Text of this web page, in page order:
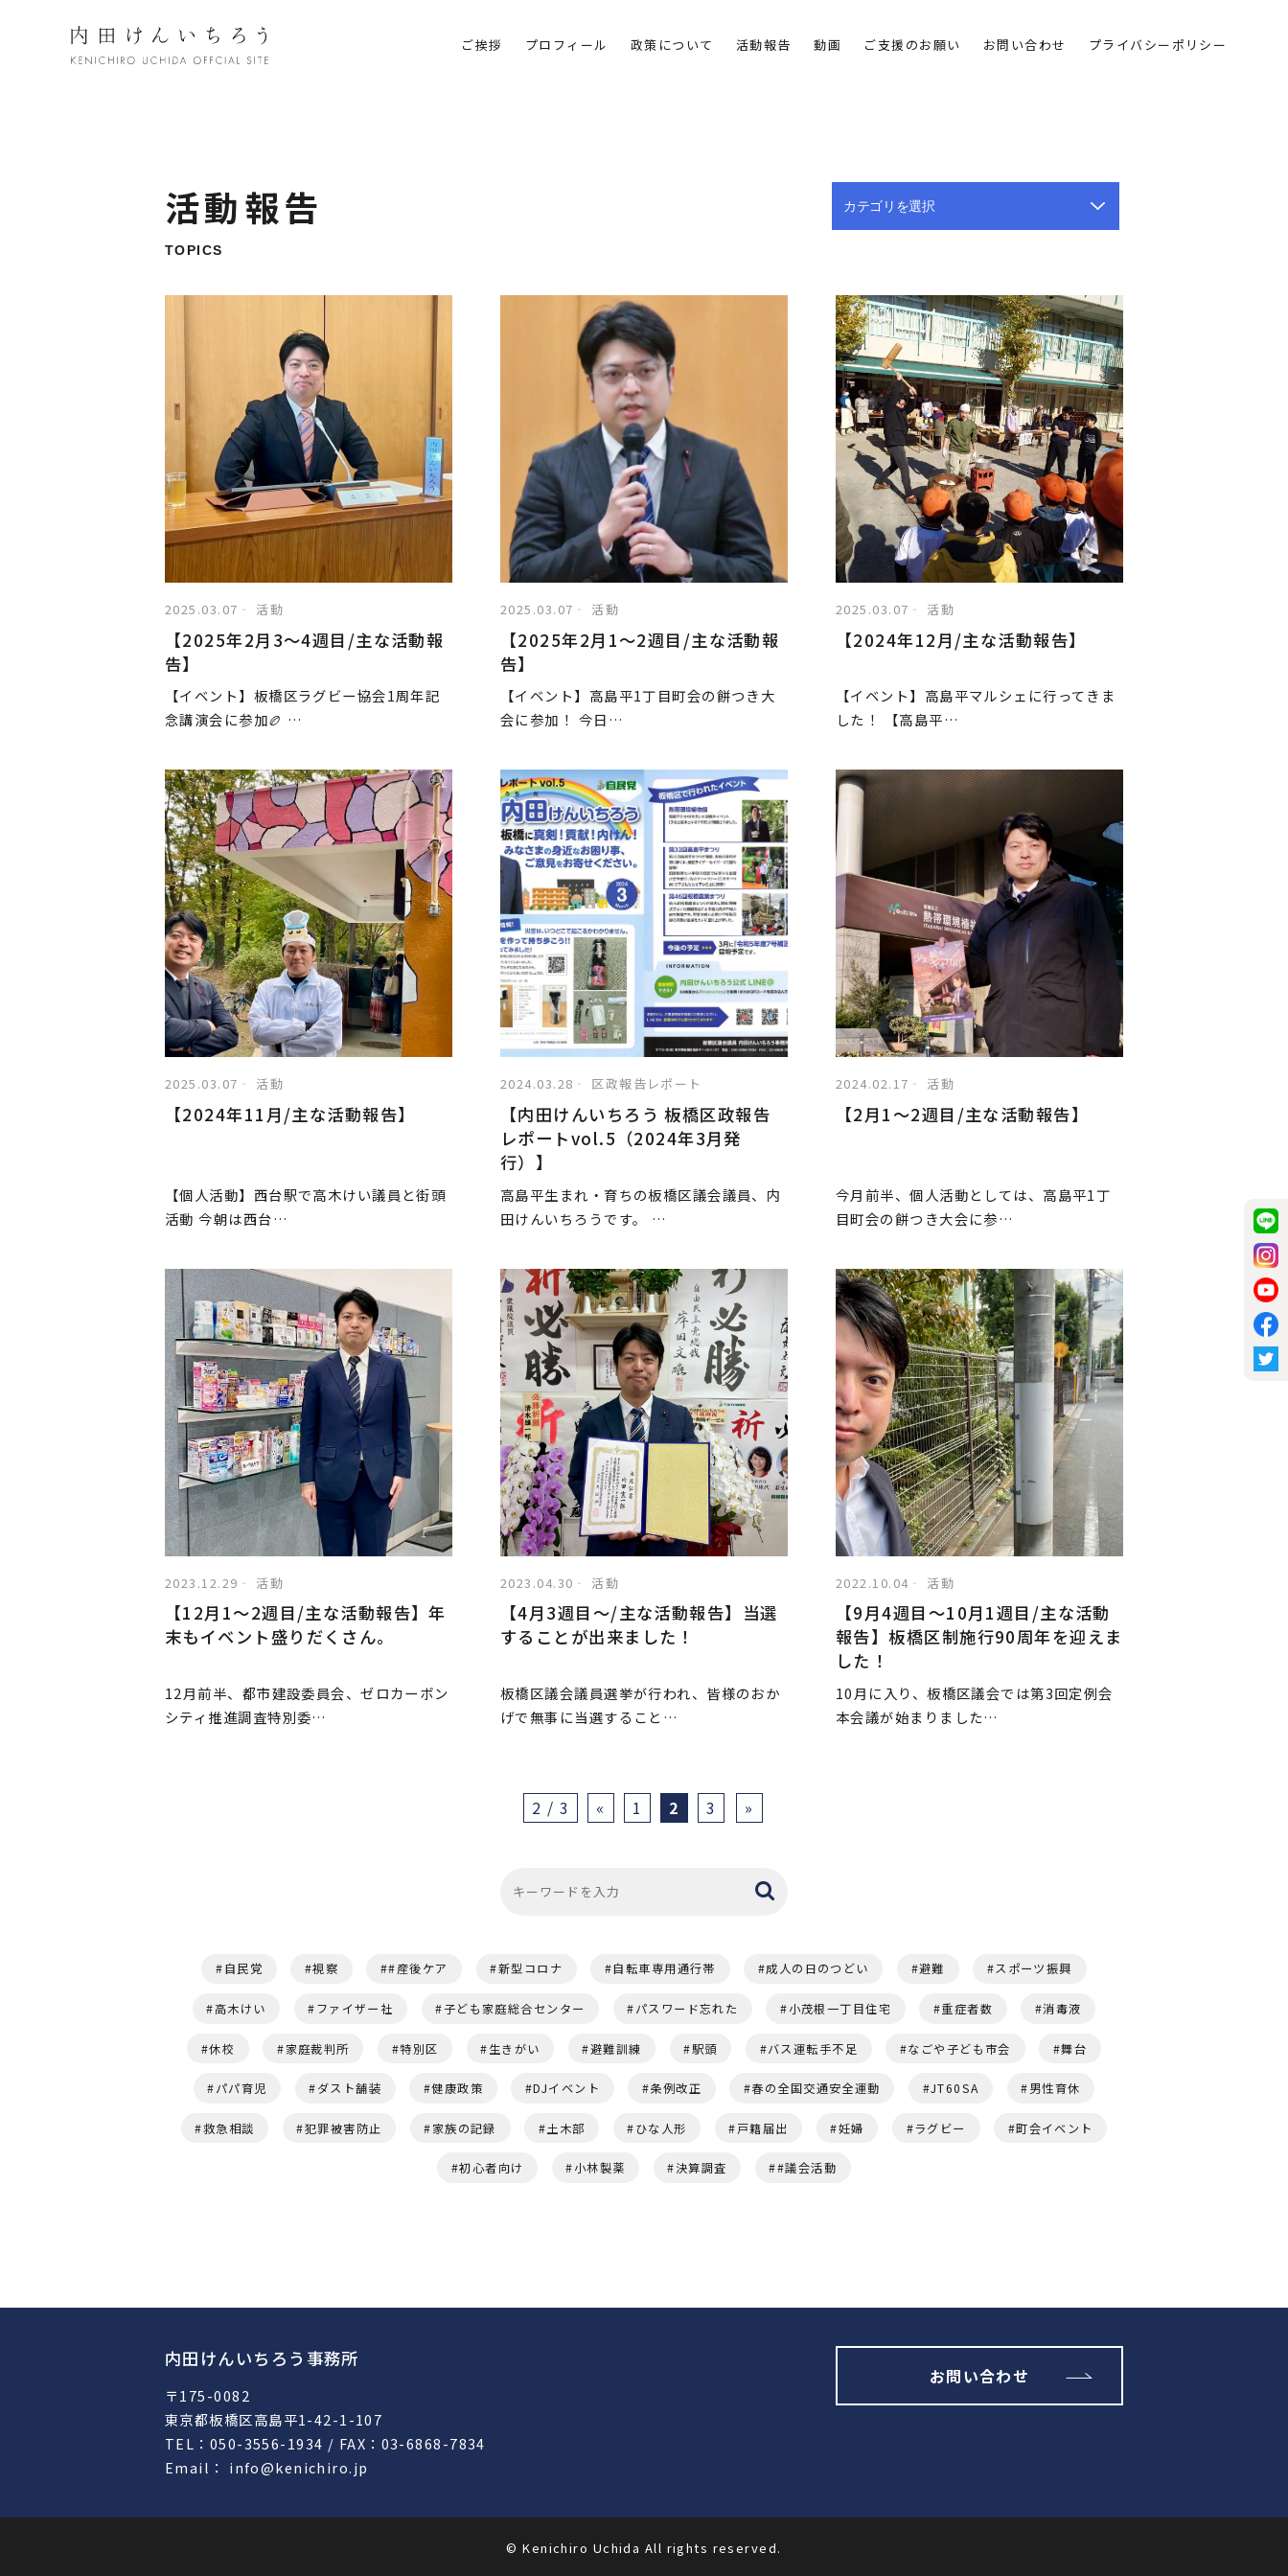
ご挨拶 プロフィール 政策について 活動報告 動画 ご支援のお願い お問い合わせ プライバシーポリシー
活動報告
TOPICS
2025.03.07 活動
【2025年2月3〜4週目/主な活動報
告】
【イベント】板橋区ラグビー協会1周年記
念講演会に参加🏉 …
2025.03.07 活動
【2025年2月1〜2週目/主な活動報
告】
【イベント】高島平1丁目町会の餅つき大
会に参加！ 今日…
2025.03.07 活動
【2024年12月/主な活動報告】
【イベント】高島平マルシェに行ってきま
した！ 【高島平…
2025.03.07 活動
【2024年11月/主な活動報告】
【個人活動】西台駅で高木けい議員と街頭
活動 今朝は西台…
2024.03.28 区政報告レポート
【内田けんいちろう 板橋区政報告
レポートvol.5（2024年3月発
行）】
高島平生まれ・育ちの板橋区議会議員、内
田けんいちろうです。 …
2024.02.17 活動
【2月1〜2週目/主な活動報告】
今月前半、個人活動としては、高島平1丁
目町会の餅つき大会に参…
2023.12.29 活動
【12月1〜2週目/主な活動報告】年
末もイベント盛りだくさん。
12月前半、都市建設委員会、ゼロカーボン
シティ推進調査特別委…
2023.04.30 活動
【4月3週目〜/主な活動報告】当選
することが出来ました！
板橋区議会議員選挙が行われ、皆様のおか
げで無事に当選すること…
2022.10.04 活動
【9月4週目〜10月1週目/主な活動
報告】板橋区制施行90周年を迎えま
した！
10月に入り、板橋区議会では第3回定例会
本会議が始まりました…
2 / 3 « 1 2 3 »
自民党 視察 #産後ケア 新型コロナ 自転車専用通行帯 成人の日のつどい 避難 スポーツ振興
高木けい ファイザー社 子ども家庭総合センター パスワード忘れた 小茂根一丁目住宅 重症者数 消毒液
休校 家庭裁判所 特別区 生きがい 避難訓練 駅頭 バス運転手不足 なごや子ども市会 舞台
パパ育児 ダスト舗装 健康政策 DJイベント 条例改正 春の全国交通安全運動 JT60SA 男性育休
救急相談 犯罪被害防止 家族の記録 土木部 ひな人形 戸籍届出 妊婦 ラグビー 町会イベント
初心者向け 小林製薬 決算調査 #議会活動
内田けんいちろう事務所
〒175-0082
東京都板橋区高島平1-42-1-107
TEL：050-3556-1934 / FAX：03-6868-7834
Email： info@kenichiro.jp
お問い合わせ
© Kenichiro Uchida All rights reserved.